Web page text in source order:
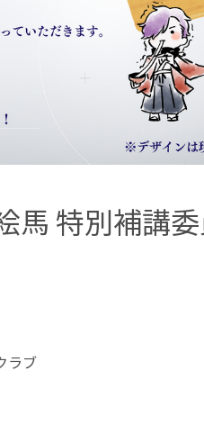
馬 特別補講
ラブ